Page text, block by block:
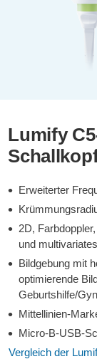
Lumify
Erweiterter
2D,
und
Bildgebung mit
optimierende
Geburtshilfe/
Mittellinien-
Micro-B-USB-
Vergleich der